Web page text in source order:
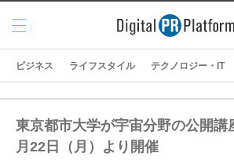
メニ
ュー
ビジネス ライフスタイル テクノロジー・IT
東京都市大学が宇宙分野の公開講
月22日（月）より開催